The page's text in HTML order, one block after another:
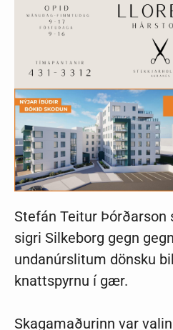
Stefán Teitur Þórðarson
sigri Silkeborg gegn
undanúrslitum dönsku
knattspyrnu í gær.
Skagamaðurinn var